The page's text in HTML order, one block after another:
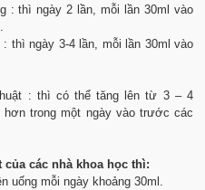
: thì ngày 2 lần, mỗi lần 30ml vào
thì ngày 3-4 lần, mỗi lần 30ml vào
: thì có thể tăng lên từ 3 – 4
hơn trong một ngày vào trước các
các nhà khoa học thì:
uống mỗi ngày khoảng 30ml.